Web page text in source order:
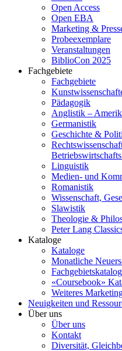
Open Access
Open EBA
Marketing &
Probeexemplare
Veranstaltungen
BiblioCon 2025
Fachgebiete
Fachgebiete
Pädagogik
Anglistik –
Germanistik
Geschichte &
Linguistik
Medien- und
Romanistik
Wissenschaft,
Slawistik
Theologie &
Peter Lang
Kataloge
Kataloge
Monatliche
«Coursebook»
Weiteres
Neuigkeiten und
Über uns
Über uns
Kontakt
Diversität,